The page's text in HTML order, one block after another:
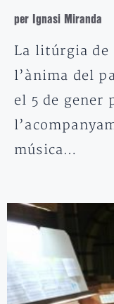
per Ignasi Miranda
La litúrgia de
l’ànima del
el 5 de gener
música…